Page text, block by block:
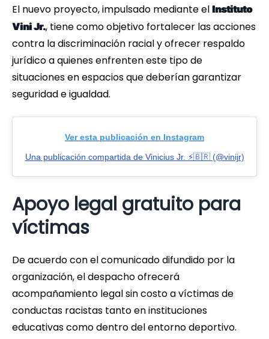
El nuevo proyecto, impulsado mediante el Instituto
Vini Jr., tiene como objetivo fortalecer las acciones
contra la discriminación racial y ofrecer respaldo
jurídico a quienes enfrenten este tipo de
situaciones en espacios que deberían garantizar
seguridad e igualdad.
Ver esta publicación en Instagram
Una publicación compartida de Vinicius Jr. ⚡️🇧🇷 (@vinijr)
Apoyo legal gratuito para
víctimas
De acuerdo con el comunicado difundido por la
organización, el despacho ofrecerá
acompañamiento legal sin costo a víctimas de
conductas racistas tanto en instituciones
educativas como dentro del entorno deportivo.